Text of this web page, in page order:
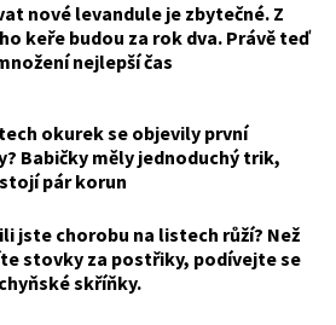
nové levandule je zbytečné. Z
keře budou za rok dva. Právě teď
nejlepší čas
okurek se objevily první
Babičky měly jednoduchý trik,
pár korun
jste chorobu na listech růží? Než
stovky za postřiky, podívejte se
skříňky.